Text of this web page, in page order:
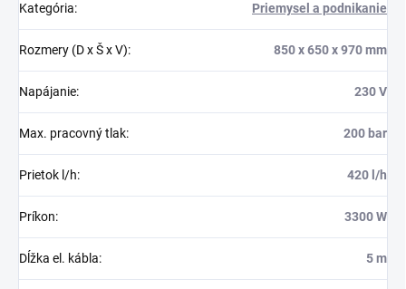
Kategória: Priemysel a podnikanie
Rozmery (D x Š x V): 850 x 650 x 970 mm
Napájanie: 230 V
Max. pracovný tlak: 200 bar
Prietok l/h: 420 l/h
Príkon: 3300 W
Dĺžka el. kábla: 5 m